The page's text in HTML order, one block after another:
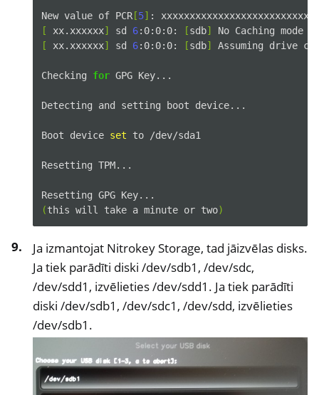
New value of PCR[5] :
[
xx.xxxxxx] sd 6:0:0:0: [sdb] No Caching mode
[
xx.xxxxxx] sd 6:0:0:0: [sdb] Assuming drive
Checking for GPG Key...
Detecting and setting boot device...
Boot device set to /dev/sda1
Resetting TPM...
Resetting GPG
(this will take a minute or two)
Ja izmantojat Nitrokey Storage, tad jāizvēlas disks.
Ja tiek parādīti diski /dev/sdb1, /dev/sdc,
/dev/sdd1, izvēlieties /dev/sdd1. Ja tiek parādīti
diski /dev/sdb1, /dev/sdc1, /dev/sdd, izvēlieties
/dev/sdb1.